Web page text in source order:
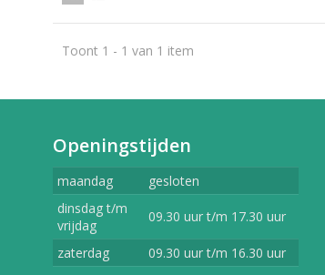
Toont 1 - 1 van 1 item
Openingstijden
maandag
gesloten
dinsdag t/m
vrijdag
09.30 uur t/m 17.30 uur
zaterdag
09.30 uur t/m 16.30 uur